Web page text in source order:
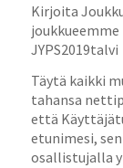
Kirjoita
joukkueemme
JYPS2019talvi
Täytä kaikki
tahansa
että
etunimesi,
osallistujalla